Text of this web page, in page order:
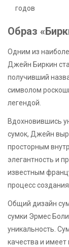
годов
Образ
Одним из
Джейн Биркин
получивший
символом
легендой.
Вдохновившись
сумок, Джейн
просторным
элегантность и
известным
процесс
Общий дизайн
сумки Эрмес
уникальность.
качества и